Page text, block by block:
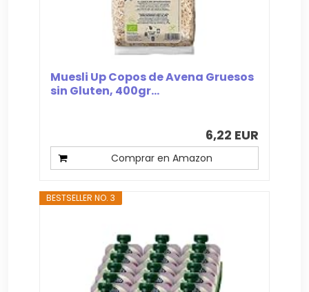
Muesli Up Copos de Avena Gruesos
sin Gluten, 400gr...
6,22 EUR
Comprar en Amazon
BESTSELLER NO. 3